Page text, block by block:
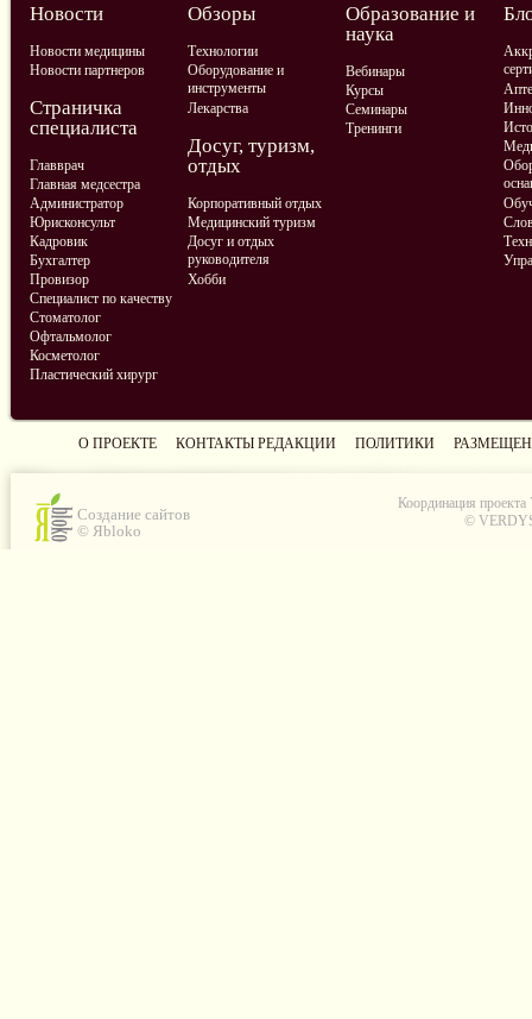
Новости
Новости медицины
Новости партнеров
Обзоры
Технологии
Оборудование и
инструменты
Лекарства
Образование и
наука
Вебинары
Курсы
Семинары
Тренинги
Страничка
специалиста
Главврач
Главная медсестра
Администратор
Юрисконсульт
Кадровик
Бухгалтер
Провизор
Специалист по качеству
Стоматолог
Офтальмолог
Косметолог
Пластический хирург
Досуг, туризм,
отдых
Корпоративный отдых
Медицинский туризм
Досуг и отдых
руководителя
Хобби
О ПРОЕКТЕ КОНТАКТЫ РЕДАКЦИИ ПОЛИТИКИ
Создание сайтов
© Яbloko
Координация проекта
©